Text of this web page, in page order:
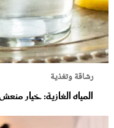
رشاقة وتغذية
المياه الغازية: خيار